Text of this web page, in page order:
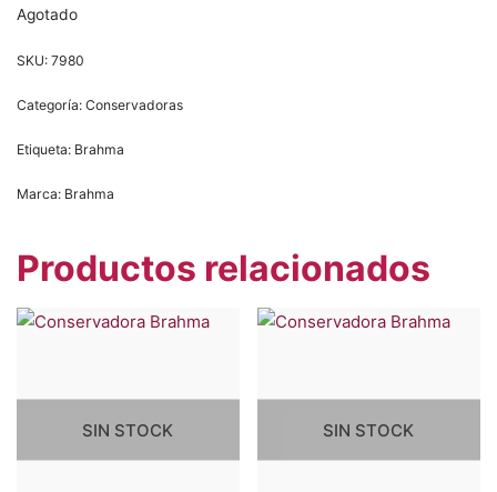
Agotado
SKU: 7980
Categoría: Conservadoras
Etiqueta: Brahma
Marca: Brahma
Productos relacionados
SIN STOCK SIN STOCK